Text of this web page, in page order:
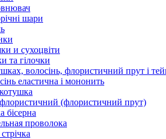
шари
и сухоцвіти
та гілочки
волосінь, флористичний прут і
еластична і мононить
(флористичний прут)
бісерна
проволока